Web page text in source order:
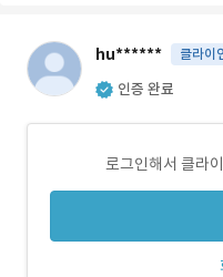
hu****** 클라이
인증 완료
로그인해서 클라